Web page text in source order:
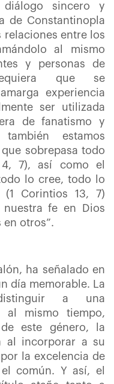
sincero y
de Constantinopla
relaciones entre los
al mismo
y personas de
que se
experiencia
ser utilizada
de fanatismo y
estamos
sobrepasa todo
4, 7), así como el
lo cree, todo lo
Corintios 13, 7)
nuestra fe en Dios
en otros”.
ha señalado en
día memorable. La
a una
al mismo tiempo,
este género, la
al incorporar a su
la excelencia de
común. Y así, el